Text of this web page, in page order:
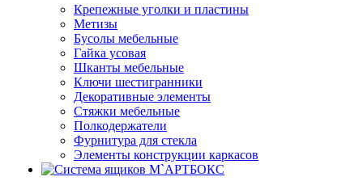
Крепежные уголки и пластины
Метизы
Бусолы мебельные
Гайка усовая
Шканты мебельные
Ключи шестигранники
Декоративные элементы
Стяжки мебельные
Полкодержатели
Фурнитура для стекла
Элементы конструкции каркасов